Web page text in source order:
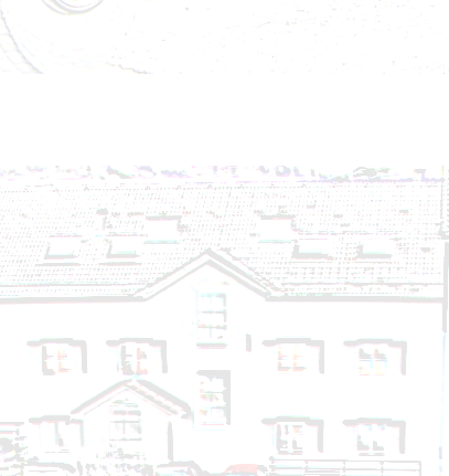
Brandeinsatz - BMA - 16.09.2024
Technischer Einsatz - Hochwasser - 16.09.2024
Technischer Einsatz - Personenrettung aus Lift -
Technischer Einsatz - Telefonleitung umgestürzt -
Brandeinsatz - Brandverdacht - 14.08.2024
Technischer Einsatz - Auspumpen,
Technischer Einsatz - Hochwasser - 13.08.2024 -
Technischer Einsatz - Hochwasser - 13.08.2024 -
Technischer Einsatz - Hochwasser - 13.08.2024
Brandeinsatz - BMA - 05.08.2024
Brandeinsatz - BMA - 02.08.2024